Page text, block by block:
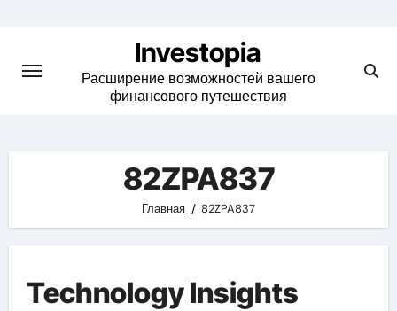
content
Investopia
Расширение возможностей вашего
финансового путешествия
82ZPA837
Главная 82ZPA837
Technology Insights